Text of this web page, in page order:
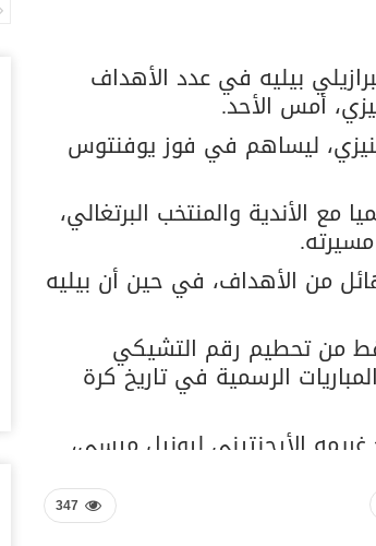
بيليه في عدد الأهداف
أمس الأحد.
ليساهم في فوز يوفنتوس
بذلك، رصيده إلى 758 هدفا رسميا مع الأندية والمنتخب البرتغالي،
هذا الكم الهائل من الأهداف، في حين أن بيليه
بعد هدفين فقط من تحطيم رقم التشيكي
الرسمية في تاريخ كرة
الأرجنتيني ليونيل ميسي،
347